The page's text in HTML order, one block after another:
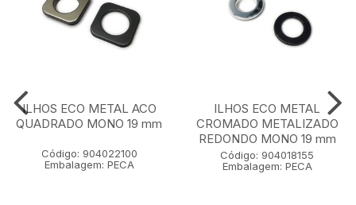
ILHOS ECO METAL ACO
QUADRADO MONO 19 mm
Código: 904022100
Embalagem: PECA
ILHOS ECO METAL
CROMADO METALIZADO
REDONDO MONO 19 mm
Código: 904018155
Embalagem: PECA